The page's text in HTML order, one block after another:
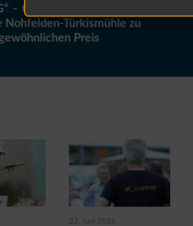
– Gratulation an die
Nohfelden-Türkismühle zu
Preis
22. Juni 2026